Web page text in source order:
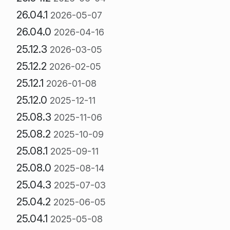
26.04.1 2026-05-07
26.04.0 2026-04-16
25.12.3 2026-03-05
25.12.2 2026-02-05
25.12.1 2026-01-08
25.12.0 2025-12-11
25.08.3 2025-11-06
25.08.2 2025-10-09
25.08.1 2025-09-11
25.08.0 2025-08-14
25.04.3 2025-07-03
25.04.2 2025-06-05
25.04.1 2025-05-08